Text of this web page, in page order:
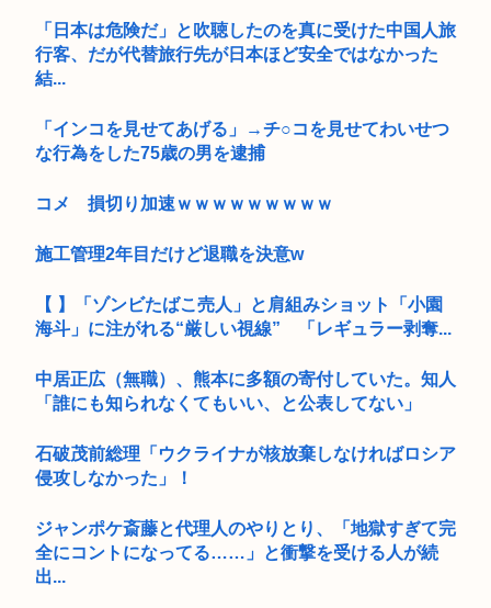
「日本は危険だ」と吹聴したのを真に受けた中国人旅
行客、だが代替旅行先が日本ほど安全ではなかった
結...
「インコを見せてあげる」→チ○コを見せてわいせつ
な行為をした75歳の男を逮捕
コメ 損切り加速ｗｗｗｗｗｗｗｗｗ
施工管理2年目だけど退職を決意w
【 】「ゾンビたばこ売人」と肩組みショット「小園
海斗」に注がれる“厳しい視線” 「レギュラー剥奪...
中居正広（無職）、熊本に多額の寄付していた。知人
「誰にも知られなくてもいい、と公表してない」
石破茂前総理「ウクライナが核放棄しなければロシア
侵攻しなかった」！
ジャンポケ斎藤と代理人のやりとり、「地獄すぎて完
全にコントになってる……」と衝撃を受ける人が続
出...